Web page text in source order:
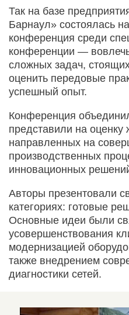
Так на базе
Барнаул» состоялась
конференция среди
конференции —
сложных задач,
оценить передовые
успешный опыт.
Конференция
представили на оценку
направленных на
производственных
инновационных
Авторы презентовали
категориях: готовые
Основные идеи были
усовершенствования
модернизацией
также внедрением
диагностики сетей.